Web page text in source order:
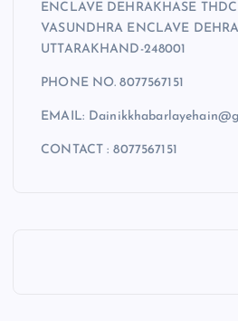
ENCLAVE DEHRAKHASE
VASUNDHRA ENCLAVE
UTTARAKHAND-248001
PHONE NO. 8077567151
EMAIL:
CONTACT : 8077567151